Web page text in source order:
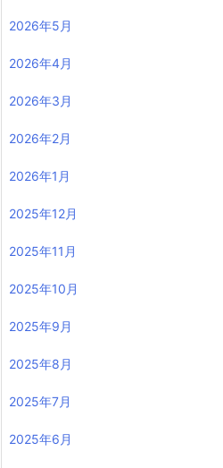
2026年5月
2026年4月
2026年3月
2026年2月
2026年1月
2025年12月
2025年11月
2025年10月
2025年9月
2025年8月
2025年7月
2025年6月